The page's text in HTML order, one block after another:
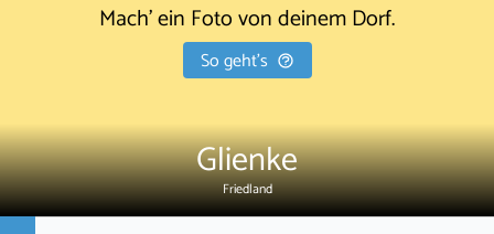
Mach' ein Foto von deinem Dorf.
So geht's
Glienke
Friedland